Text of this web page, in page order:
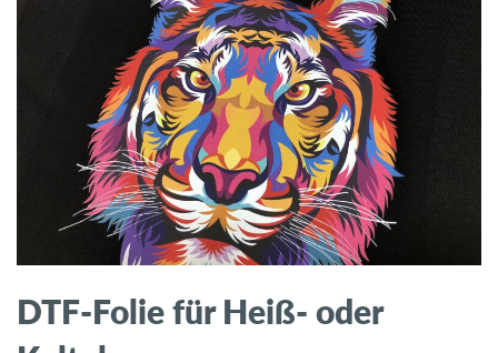
DTF-Folie für Heiß- oder